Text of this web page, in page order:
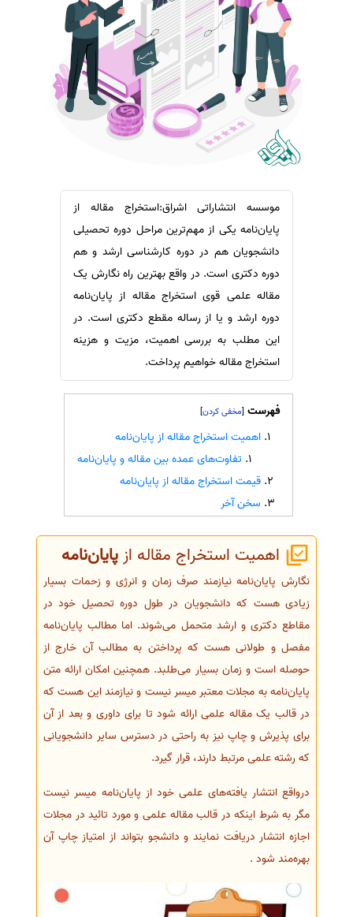
ترجمه عربی به فارسی
مشاهده همه زبان ها
سفارش ویرایش
سفارش پارافریز
سفارش فرمت‌بندی
سفارش کاهش کمیت
سفارش معرفی مجله
سفارش معرفی مقاله
سفارش معرفی کتاب
سفارش چکیده مبسوط
سفارش ترجمه مولتی‌مدیا
سفارش گویندگی
سفارش تولید محتوا
سفارش ترجمه همزمان
سفارش چکیده گرافیکی
سفارش انگیزه‌نامه‌SOP
موسسه انتشاراتی اشراق:استخراج مقاله از
پایان‌نامه یکی از مهم‌ترین مراحل دوره تحصیلی
دانشجویان هم در دوره کارشناسی ارشد و هم
دوره دکتری است. در واقع بهترین راه نگارش یک
مقاله علمی قوی استخراج مقاله از پایان‌نامه
دوره ارشد و یا از رساله مقطع دکتری است. در
این مطلب به بررسی اهمیت، مزیت و هزینه
استخراج مقاله خواهیم پرداخت.
فهرست [
]
اهمیت استخراج مقاله از پایان‌نامه
تفاوت‌های عمده بین مقاله و پایان‌نامه
قیمت استخراج مقاله از پایان‌نامه
سخن آخر
اهمیت استخراج مقاله از پایان‌نامه
نگارش پایان‌نامه نیازمند صرف زمان و انرژی و زحمات بسیار
زیادی هست که دانشجویان در طول دوره تحصیل خود در
مقاطع دکتری و ارشد متحمل می‌شوند. اما مطالب پایان‌نامه
مفصل و طولانی هست که پرداختن به مطالب آن خارج از
حوصله است و زمان بسیار می‌طلبد. همچنین امکان ارائه متن
پایان‌نامه به مجلات معتبر میسر نیست و نیازمند این هست که
در قالب یک مقاله علمی ارائه شود تا برای داوری و بعد از آن
برای پذیرش و چاپ نیز به راحتی در دسترس سایر دانشجویانی
که رشته علمی مرتبط دارند، قرار گیرد.
درواقع انتشار یافته‌های علمی خود از پایان‌نامه میسر نیست
مگر به شرط اینکه در قالب مقاله علمی و مورد تائید در مجلات
اجازه انتشار دریافت نمایند و دانشجو بتواند از امتیاز چاپ آن
بهره‌مند شود .